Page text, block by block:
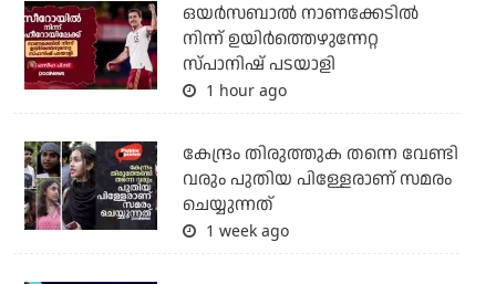
ഒയര്‍സബാൽ നാണക്കേടിൽ
നിന്ന് ഉയിർത്തെഴുന്നേറ്റ
സ്പാനിഷ് പടയാളി
1 hour ago
കേന്ദ്രം തിരുത്തുക തന്നെ വേണ്ടി
വരും പുതിയ പിള്ളേരാണ് സമരം
ചെയ്യുന്നത്
1 week ago